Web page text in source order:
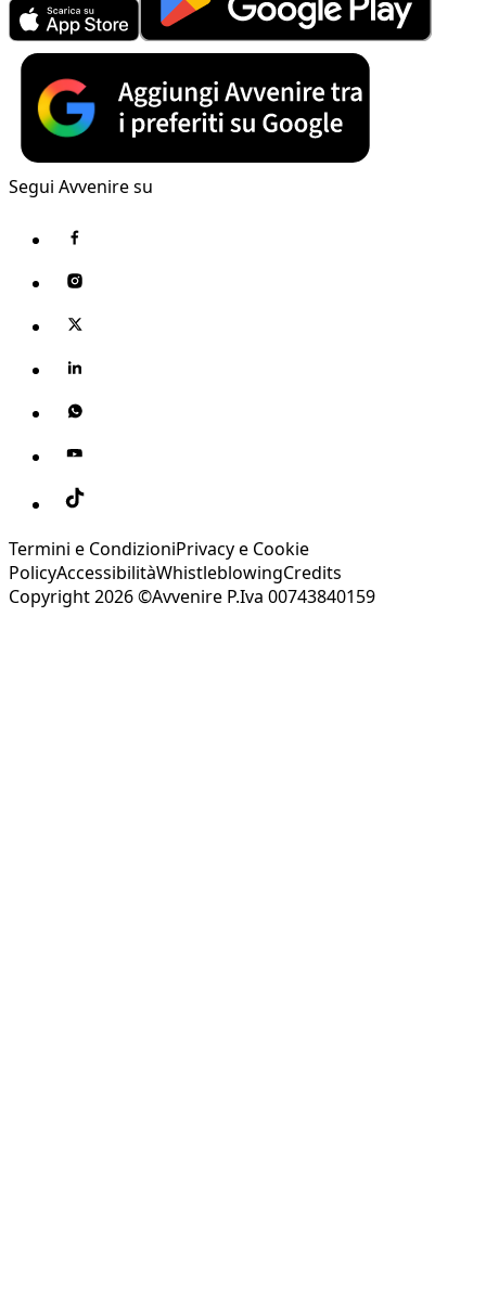
Segui Avvenire su
Termini e CondizioniPrivacy e Cookie
PolicyAccessibilitàWhistleblowingCredits
Copyright 2026 ©Avvenire P.Iva 00743840159